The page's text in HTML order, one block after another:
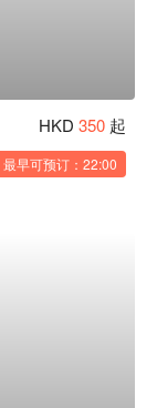
HKD 350 起
最早可预订：22:00